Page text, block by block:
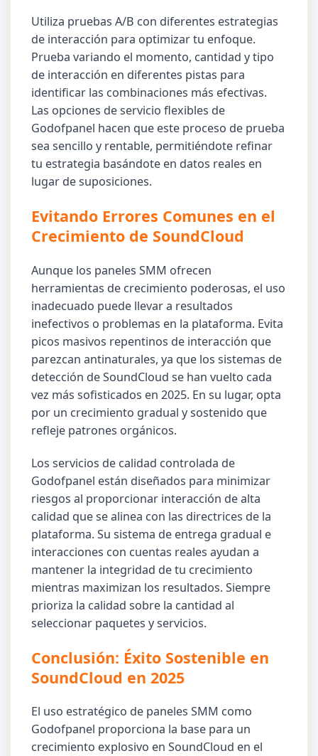
Utiliza pruebas A/B con diferentes estrategias
de interacción para optimizar tu enfoque.
Prueba variando el momento, cantidad y tipo
de interacción en diferentes pistas para
identificar las combinaciones más efectivas.
Las opciones de servicio flexibles de
Godofpanel hacen que este proceso de prueba
sea sencillo y rentable, permitiéndote refinar
tu estrategia basándote en datos reales en
lugar de suposiciones.
Evitando Errores Comunes en el
Crecimiento de SoundCloud
Aunque los paneles SMM ofrecen
herramientas de crecimiento poderosas, el uso
inadecuado puede llevar a resultados
inefectivos o problemas en la plataforma. Evita
picos masivos repentinos de interacción que
parezcan antinaturales, ya que los sistemas de
detección de SoundCloud se han vuelto cada
vez más sofisticados en 2025. En su lugar, opta
por un crecimiento gradual y sostenido que
refleje patrones orgánicos.
Los servicios de calidad controlada de
Godofpanel están diseñados para minimizar
riesgos al proporcionar interacción de alta
calidad que se alinea con las directrices de la
plataforma. Su sistema de entrega gradual e
interacciones con cuentas reales ayudan a
mantener la integridad de tu crecimiento
mientras maximizan los resultados. Siempre
prioriza la calidad sobre la cantidad al
seleccionar paquetes y servicios.
Conclusión: Éxito Sostenible en
SoundCloud en 2025
El uso estratégico de paneles SMM como
Godofpanel proporciona la base para un
crecimiento explosivo en SoundCloud en el